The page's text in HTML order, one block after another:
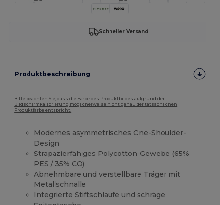
Schneller Versand
Produktbeschreibung
Bitte beachten Sie, dass die Farbe des Produktbildes aufgrund der
Bildschirmkalibrierung möglicherweise nicht genau der tatsächlichen
Produktfarbe entspricht.
Modernes asymmetrisches One-Shoulder-
Design
Strapazierfähiges Polycotton-Gewebe (65%
PES / 35% CO)
Abnehmbare und verstellbare Träger mit
Metallschnalle
Integrierte Stiftschlaufe und schräge